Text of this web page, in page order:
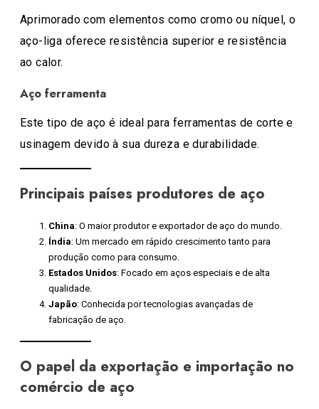
Aprimorado com elementos como cromo ou níquel, o
aço-liga oferece resistência superior e resistência
ao calor.
Aço ferramenta
Este tipo de aço é ideal para ferramentas de corte e
usinagem devido à sua dureza e durabilidade.
Principais países produtores de aço
China: O maior produtor e exportador de aço do mundo.
Índia: Um mercado em rápido crescimento tanto para
produção como para consumo.
Estados Unidos: Focado em aços especiais e de alta
qualidade.
Japão: Conhecida por tecnologias avançadas de
fabricação de aço.
O papel da exportação e importação no
comércio de aço